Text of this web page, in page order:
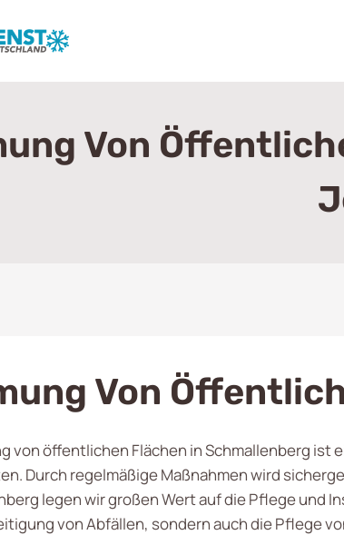
Von
Von
von öffentlichen Flächen in Schmallenberg
Durch regelmäßige Maßnahmen wird
legen wir großen Wert auf die Pflege
von Abfällen, sondern auch die Pflege